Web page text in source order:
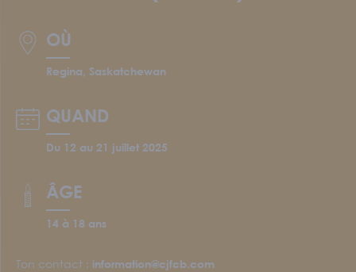
Écoles et personnel enseignant
S'IMPLIQUER
Nos membres
Programme Connecte
ACTUALITÉS
OÙ
Regina, Saskatchewan
QUAND
Du 12 au 21 juillet 2025
ÂGE
14 à 18 ans
Ton contact : information@cjfcb.com